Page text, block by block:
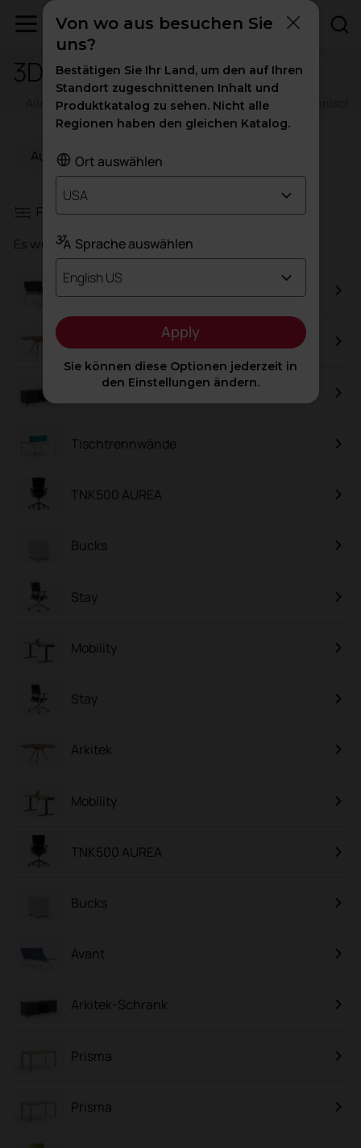
3D-Bibliotheken
Alle Ressourcen Kataloge Zertifikate
AutoCAD Revit/BIM
Filter
Es wurden insgesamt109Ergebnisse gefunden
Transit
Arkitek-Schrank
Tischtrennwände
TNK500 AUREA
Bucks
Stay
Mobility
Stay
Arkitek
Mobility
TNK500 AUREA
Bucks
Avant
Arkitek-Schrank
Prisma
Prisma
Von wo aus besuchen Sie
uns?
Bestätigen Sie Ihr Land, um den auf Ihren
Standort zugeschnittenen Inhalt und
Produktkatalog zu sehen. Nicht alle
Regionen haben den gleichen Katalog.
Ort auswählen
USA
Sprache auswählen
English US
Apply
Sie können diese Optionen jederzeit in
den Einstellungen ändern.